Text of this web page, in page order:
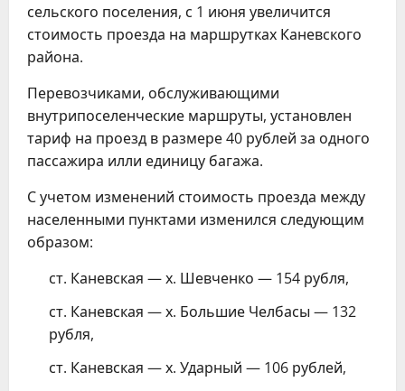
сельского поселения, с 1 июня увеличится
стоимость проезда на маршрутках Каневского
района.
Перевозчиками, обслуживающими
внутрипоселенческие маршруты, установлен
тариф на проезд в размере 40 рублей за одного
пассажира илли единицу багажа.
С учетом изменений стоимость проезда между
населенными пунктами изменился следующим
образом:
ст. Каневская — х. Шевченко — 154 рубля,
ст. Каневская — х. Большие Челбасы — 132
рубля,
ст. Каневская — х. Ударный — 106 рублей,